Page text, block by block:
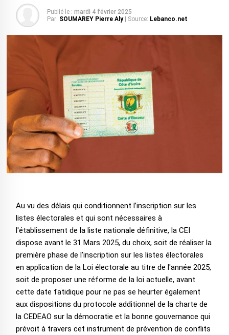
Publié le : mardi 4 février 2025
Par: SOUMAREY Pierre Aly | Source: Lebanco.net
Au vu des délais qui conditionnent l’inscription sur les
listes électorales et qui sont nécessaires à
l'établissement de la liste nationale définitive, la CEI
dispose avant le 31 Mars 2025, du choix, soit de réaliser la
première phase de l’inscription sur les listes électorales
en application de la Loi électorale au titre de l'année 2025,
soit de proposer une réforme de la loi actuelle, avant
cette date fatidique pour ne pas se heurter également
aux dispositions du protocole additionnel de la charte de
la CEDEAO sur la démocratie et la bonne gouvernance qui
prévoit à travers cet instrument de prévention de conflits